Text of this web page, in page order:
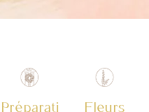
Préparati
Fleurs